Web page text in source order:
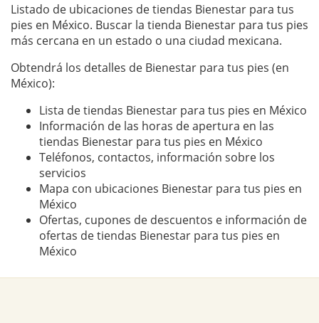
Listado de ubicaciones de tiendas Bienestar para tus
pies en México. Buscar la tienda Bienestar para tus pies
más cercana en un estado o una ciudad mexicana.
Obtendrá los detalles de Bienestar para tus pies (en
México):
Lista de tiendas Bienestar para tus pies en México
Información de las horas de apertura en las
tiendas Bienestar para tus pies en México
Teléfonos, contactos, información sobre los
servicios
Mapa con ubicaciones Bienestar para tus pies en
México
Ofertas, cupones de descuentos e información de
ofertas de tiendas Bienestar para tus pies en
México